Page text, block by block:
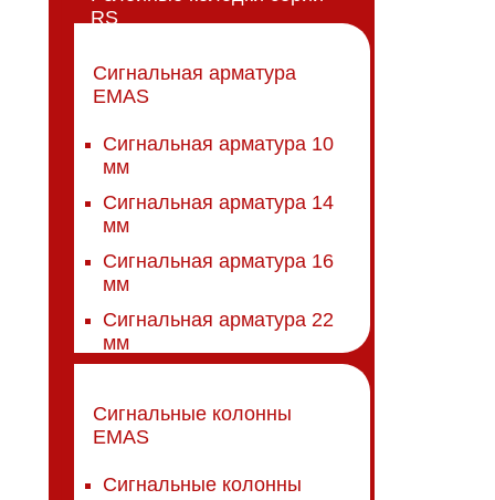
RS
Сигнальная арматура
EMAS
Сигнальная арматура 10
мм
Сигнальная арматура 14
мм
Сигнальная арматура 16
мм
Сигнальная арматура 22
мм
Сигнальные колонны
EMAS
Сигнальные колонны